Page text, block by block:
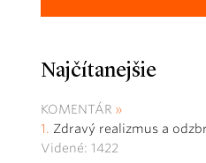
Najčítanejšie
KOMENTÁR
Zdravý realizmus a
Videné: 1422